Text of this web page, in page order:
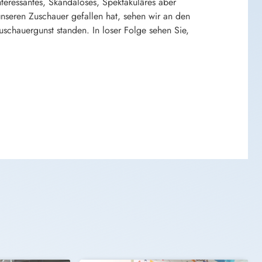
Zuschauer gefallen hat, sehen wir an den
standen. In loser Folge sehen Sie,